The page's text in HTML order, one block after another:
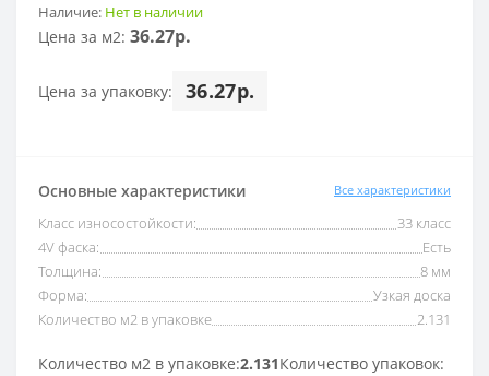
Наличие: Нет в наличии
Цена за м2: 36.27р.
Цена за упаковку: 36.27р.
Основные характеристики Все характеристики
Класс износостойкости:
33 класс
4V фаска:
Есть
Толщина:
8 мм
Форма:
Узкая доска
Количество м2 в упаковке
2.131
Количество м2 в упаковке:2.131Количество упаковок: